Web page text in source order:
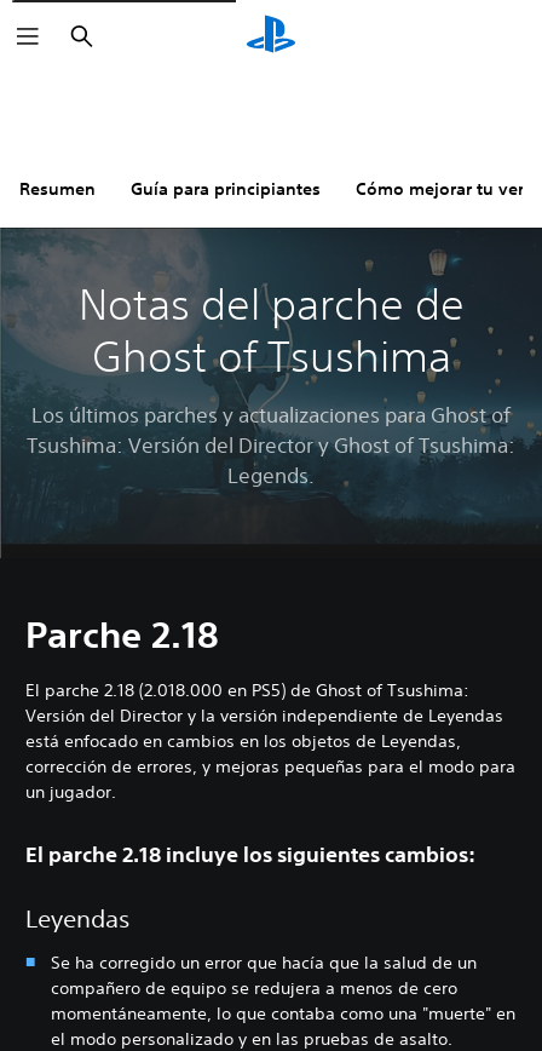
Buscar
Resumen Guía para principiantes Cómo mejorar tu
Notas del parche de
Ghost of Tsushima
Los últimos parches y actualizaciones para Ghost of
Tsushima: Versión del Director y Ghost of Tsushima:
Legends.
Parche 2.18
El parche 2.18 (2.018.000 en PS5) de Ghost of Tsushima:
Versión del Director y la versión independiente de Leyendas
está enfocado en cambios en los objetos de Leyendas,
corrección de errores, y mejoras pequeñas para el modo para
un jugador.
El parche 2.18 incluye los siguientes cambios:
Leyendas
Se ha corregido un error que hacía que la salud de un
compañero de equipo se redujera a menos de cero
momentáneamente, lo que contaba como una "muerte" en
el modo personalizado y en las pruebas de asalto.